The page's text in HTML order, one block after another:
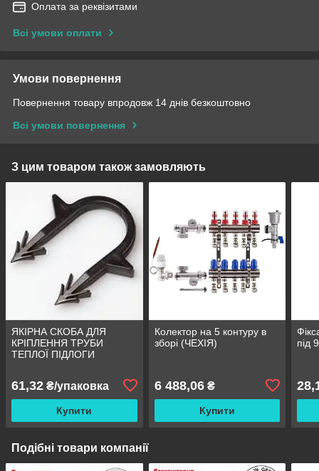
Оплата за реквізитами
Всі умови оплати
Умови повернення
Повернення товару впродовж 14 днів безкоштовно
Всі умови повернення
З цим товаром також замовляють
ЯКІРНА СКОБА ДЛЯ
КРІПЛЕННЯ ТРУБИ
ТЕПЛОЇ ПІДЛОГИ
61,32 ₴/упаковка
Купити
Колектор на 5 контуру в
зборі (ЧЕХІЯ)
6 488,06₴
Купити
під
Подібні товари компанії